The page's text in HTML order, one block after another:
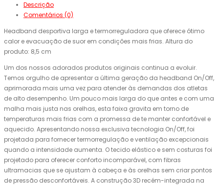
Descrição
Comentários (0)
Headband desportiva larga e termorreguladora que oferece ótimo
calor e evacuação de suor em condições mais frias. Altura do
produto: 8,5 cm
Um dos nossos adorados produtos originais continua a evoluir.
Temos orgulho de apresentar a última geração da headband On/Off,
aprimorada mais uma vez para atender às demandas dos atletas
de alto desempenho. Um pouco mais larga do que antes e com uma
malha mais justa nas orelhas, esta faixa gravita em torno de
temperaturas mais frias com a promessa de te manter confortável e
aquecido. Apresentando nossa exclusiva tecnologia On/Off, foi
projetada para fornecer termorregulação e ventilação excepcionais
quando a intensidade aumenta. O tecido elástico e sem costuras foi
projetado para oferecer conforto incomparável, com fibras
ultramacias que se ajustam à cabeça e às orelhas sem criar pontos
de pressão desconfortáveis. A construção 3D recém-integrada na